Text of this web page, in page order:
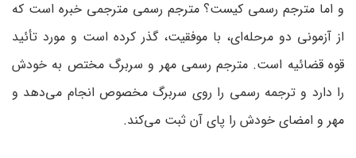
و اما مترجم رسمی کیست؟ مترجم رسمی مترجمی خبره است که
از آزمونی دو مرحله‌ای، با موفقیت، گذر کرده است و مورد تأئید
قوه قضائیه است. مترجم رسمی مهر و سربرگ مختص به خودش
را دارد و ترجمه رسمی را روی سربرگ مخصوص انجام می‌دهد و
مهر و امضای خودش را پای آن ثبت می‌کند.